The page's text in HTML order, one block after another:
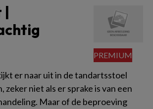
|
er naar uit in de tandartsstoel
zeker niet als er sprake is van een
Maar of de beproeving